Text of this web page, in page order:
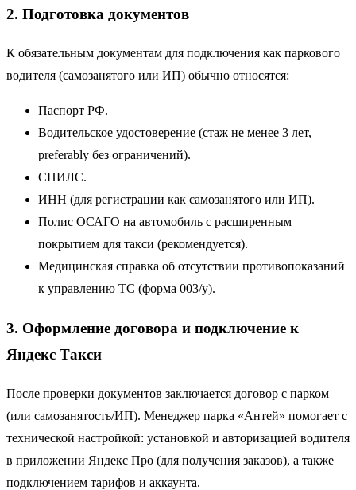
2. Подготовка документов
К обязательным документам для подключения как паркового
водителя (самозанятого или ИП) обычно относятся:
Паспорт РФ.
Водительское удостоверение (стаж не менее 3 лет,
preferably без ограничений).
СНИЛС.
ИНН (для регистрации как самозанятого или ИП).
Полис ОСАГО на автомобиль с расширенным
покрытием для такси (рекомендуется).
Медицинская справка об отсутствии противопоказаний
к управлению ТС (форма 003/у).
3. Оформление договора и подключение к
Яндекс Такси
После проверки документов заключается договор с парком
(или самозанятость/ИП). Менеджер парка «Антей» помогает с
технической настройкой: установкой и авторизацией водителя
в приложении Яндекс Про (для получения заказов), а также
подключением тарифов и аккаунта.